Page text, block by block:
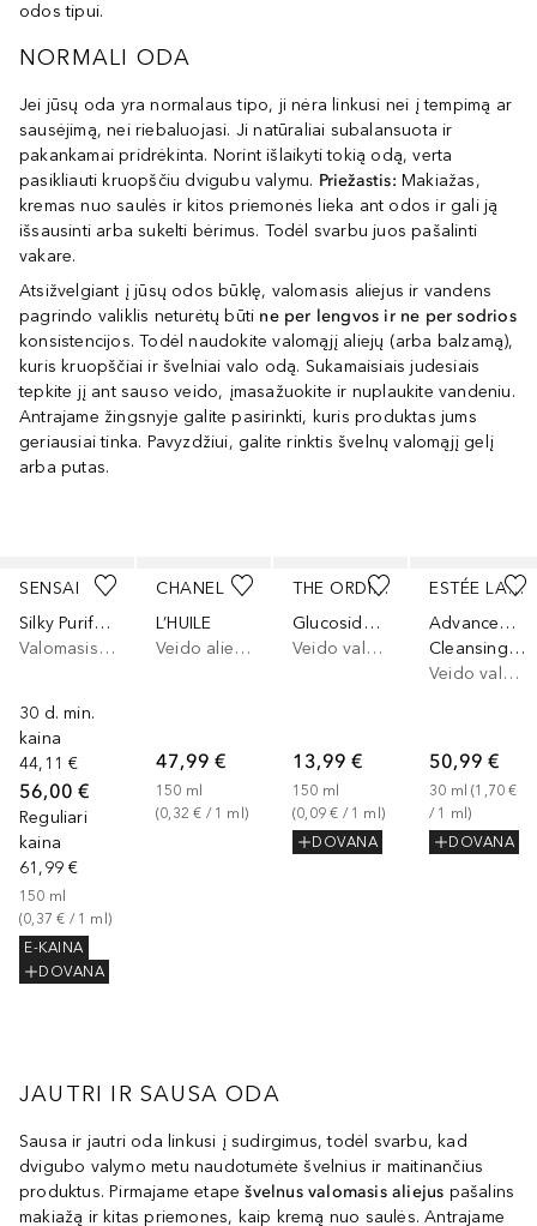
odos tipui.
NORMALI ODA
Jei jūsų oda yra normalaus tipo, ji nėra linkusi nei į tempimą ar
sausėjimą, nei riebaluojasi. Ji natūraliai subalansuota ir
pakankamai pridrėkinta. Norint išlaikyti tokią odą, verta
pasikliauti kruopščiu dvigubu valymu. Priežastis:Makiažas,
kremas nuo saulės ir kitos priemonės lieka ant odos ir gali ją
išsausinti arba sukelti bėrimus. Todėl svarbu juos pašalinti
vakare.
Atsižvelgiant į jūsų odos būklę, valomasis aliejus ir vandens
pagrindo valiklis neturėtų būti ne per lengvos ir ne per sodrios
konsistencijos. Todėl naudokite valomąjį aliejų (arba balzamą),
kuris kruopščiai ir švelniai valo odą. Sukamaisiais judesiais
tepkite jį ant sauso veido, įmasažuokite ir nuplaukite vandeniu.
Antrajame žingsnyje galite pasirinkti, kuris produktas jums
geriausiai tinka. Pavyzdžiui, galite rinktis švelnų valomąjį gelį
arba putas.
SENSAI
Silky Purifying Cleansing Oil
Valomasis veido aliejus
30 d. min.
kaina
44,11 €
56,00 €
Reguliari
kaina
61,99 €
150 ml
(0,37 € / 1 ml )
E-KAINA
DOVANA
CHANEL
L’HUILE
Veido aliejus
47,99 €
150 ml
(0,32 € / 1 ml )
THE ORDINARY
Glucoside Foaming Cleanser
Veido valomoji želė
13,99 €
150 ml
(0,09 € / 1 ml )
DOVANA
ESTÉE LAUDER
Advanced Night Repair
Cleansing Gelee
Veido valomoji želė
50,99 €
30 ml (1,70 €
/ 1 ml)
DOVANA
JAUTRI IR SAUSA ODA
Sausa ir jautri oda linkusi į sudirgimus, todėl svarbu, kad
dvigubo valymo metu naudotumėte švelnius ir maitinančius
produktus. Pirmajame etapešvelnus valomasis aliejus pašalins
makiažą ir kitas priemones, kaip kremą nuo saulės. Antrajame